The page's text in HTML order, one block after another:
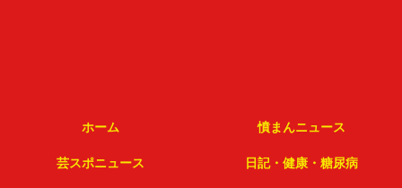
ホーム 憤まんニュース
芸スポニュース 日記・健康・糖尿病